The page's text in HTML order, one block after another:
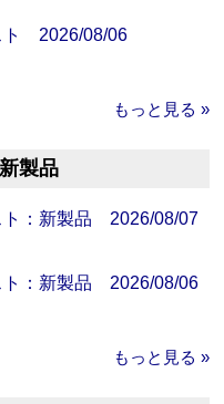
ト 2026/08/06
もっと見る »
製品
ト：新製品 2026/08/07
ト：新製品 2026/08/06
もっと見る »